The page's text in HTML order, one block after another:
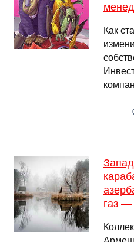
Как
газ —